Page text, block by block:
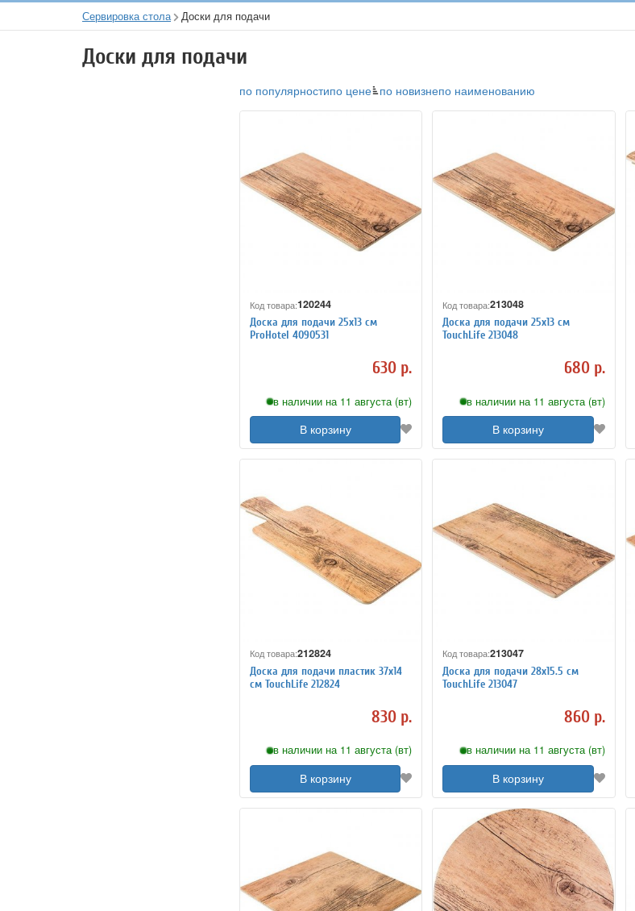
Сервировка стола Доски для подачи
Доски для подачи
по популярностипо цене по новизнепо наименованию
Код товара:120244
Доска для подачи 25х13 см
ProHotel 4090531
630 р.
в наличии на 11 августа (вт)
В корзину
Код товара:213048
Доска для подачи 25х13 см
TouchLife 213048
680 р.
в наличии на 11 августа (вт)
В корзину
Код товара:212824
Доска для подачи пластик 37х14
см TouchLife 212824
830 р.
в наличии на 11 августа (вт)
В корзину
Код товара:213047
Доска для подачи 28х15.5 см
TouchLife 213047
860 р.
в наличии на 11 августа (вт)
В корзину